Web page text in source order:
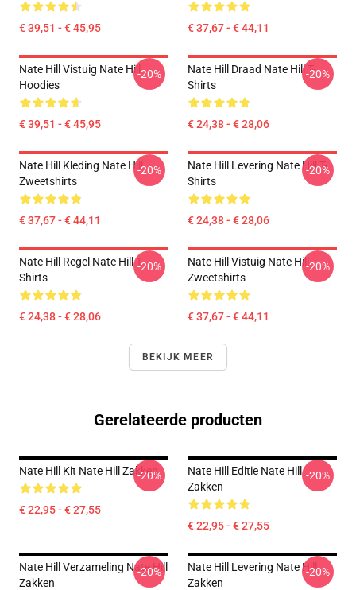
€ 39,51 - € 45,95 € 37,67 - € 44,11
Nate Hill Vistuig Nate Hill
Hoodies
€ 39,51 - € 45,95
-20%
Nate Hill Draad Nate Hill T-
Shirts
€ 24,38 - € 28,06
-20%
Nate Hill Kleding Nate Hill
Zweetshirts
€ 37,67 - € 44,11
-20%
Nate Hill Levering Nate Hill T-
Shirts
€ 24,38 - € 28,06
-20%
Nate Hill Regel Nate Hill T-
Shirts
€ 24,38 - € 28,06
-20%
Nate Hill Vistuig Nate Hill
Zweetshirts
€ 37,67 - € 44,11
-20%
BEKIJK MEER
Gerelateerde producten
Nate Hill Kit Nate Hill Zakken
€ 22,95 - € 27,55
-20%
Nate Hill Editie Nate Hill
Zakken
€ 22,95 - € 27,55
-20%
Nate Hill Verzameling Nate Hill
Zakken
-20%
Nate Hill Levering Nate Hill
Zakken
-20%